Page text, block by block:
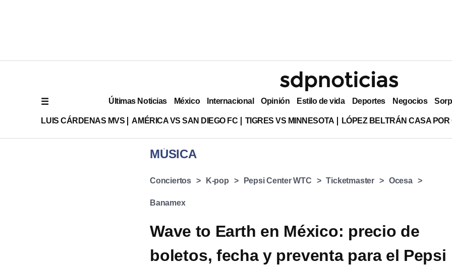
Últimas Noticias México Internacional Opinión Estilo de vida Deportes Negocios
LUIS CÁRDENAS MVS AMÉRICA VS SAN DIEGO FC TIGRES VS MINNESOTA LÓPEZ BELTRÁN CASA
MÚSICA
Conciertos K-pop Pepsi Center WTC Ticketmaster Ocesa
Banamex
Wave to Earth en México: precio de
boletos, fecha y preventa para el Pepsi